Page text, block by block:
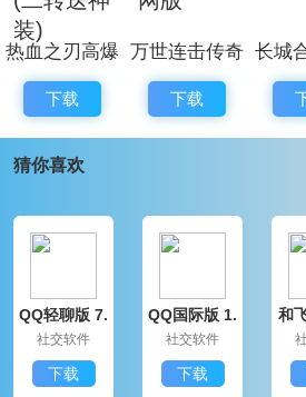
启，带给你不一样的爆装体验。
能，让玩家轻松交易装备物品。
会员，让你白嫖即可纵享特权!氪
光柱满屏，视网膜级视觉享受!
柱，游戏的快乐无限提升。
逆世战神福利版兑换码
NCJKSABGKA
热血之刃高爆
版(二转送神
装)
下载
万世连击传奇
官网版
下载
长城
猜你喜欢
QQ轻聊版 7.
9.14314.0
社交软件
下载
QQ国际版 1.
91.1370.0
社交软件
下载
和